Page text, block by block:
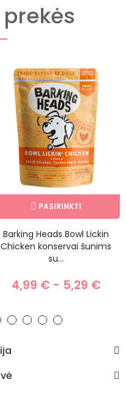
PASIRINKTI
Barking Heads Bowl Lickin
Chicken konservai šunims
su...
4,99 € - 5,29 €